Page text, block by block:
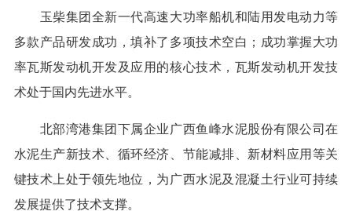
玉柴集团全新一代高速大功率船机和陆用发电动力等
多款产品研发成功，填补了多项技术空白；成功掌握大功
率瓦斯发动机开发及应用的核心技术，瓦斯发动机开发技
术处于国内先进水平。
北部湾港集团下属企业广西鱼峰水泥股份有限公司在
水泥生产新技术、循环经济、节能减排、新材料应用等关
键技术上处于领先地位，为广西水泥及混凝土行业可持续
发展提供了技术支撑。